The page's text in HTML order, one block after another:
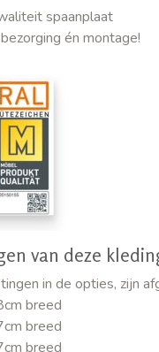
spaanplaat
én montage!
van deze
in de opties, zijn
breed
breed
breed